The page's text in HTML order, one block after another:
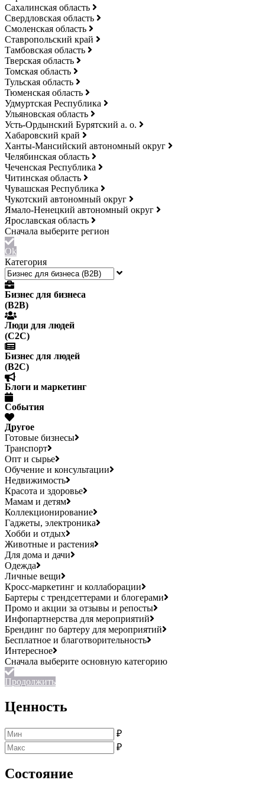
Сахалинская область
Свердловская область
Смоленская область
Ставропольский край
Тамбовская область
Тверская область
Томская область
Тульская область
Тюменская область
Удмуртская Республика
Ульяновская область
Усть-Ордынский Бурятский а. о.
Хабаровский край
Ханты-Мансийский автономный округ
Челябинская область
Чеченская Республика
Читинская область
Чувашская Республика
Чукотский автономный округ
Ямало-Ненецкий автономный округ
Ярославская область
Ok
Категория
Бизнес для бизнеса
(B2B)
Люди для людей
(С2С)
Бизнес для людей
(B2C)
Блоги и маркетинг
События
Другое
Готовые бизнесы
Транспорт
Опт и сырье
Обучение и консультации
Недвижимость
Красота и здоровье
Мамам и детям
Коллекционирование
Гаджеты, электроника
Хобби и отдых
Животные и растения
Для дома и дачи
Одежда
Личные вещи
Кросс-маркетинг и коллаборации
Бартеры с трендсеттерами и блогерами
Промо и акции за отзывы и репосты
Инфопартнерства для мероприятий
Брендинг по бартеру для мероприятий
Бесплатное и благотворительность
Интересное
Продолжить
Ценность
₽
₽
Состояние